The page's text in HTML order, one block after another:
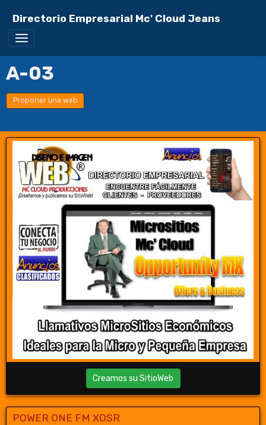
Directorio Empresarial Mc' Cloud Jeans
A-03
Proponer una web
Creamos su SitioWeb
POWER ONE FM XOSR